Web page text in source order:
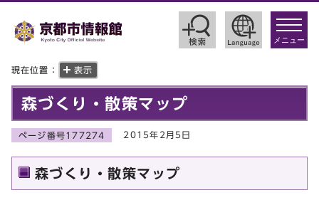
toggle
メニュー
現在位置： 表示
森づくり・散策マップ
ページ番号177274 2015年2月5日
森づくり・散策マップ